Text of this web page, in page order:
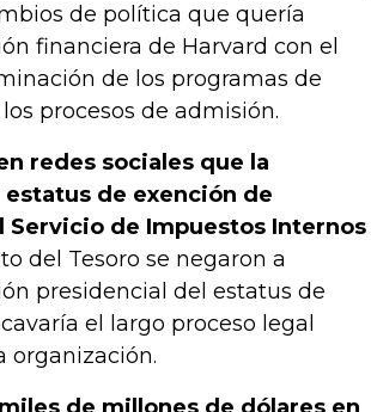
de política que quería
financiera de Harvard con el
de los programas de
procesos de admisión.
redes sociales que la
de exención de
de Impuestos Internos
del Tesoro se negaron a
presidencial del estatus de
el largo proceso legal
organización.